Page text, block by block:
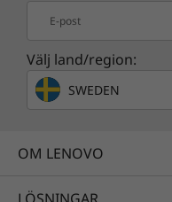
E-post
Välj land/region:
SWEDEN
OM LENOVO